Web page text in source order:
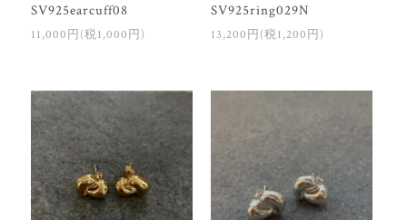
SV925earcuff08
11,000円(税1,000円)
SV925ring029N
13,200円(税1,200円)